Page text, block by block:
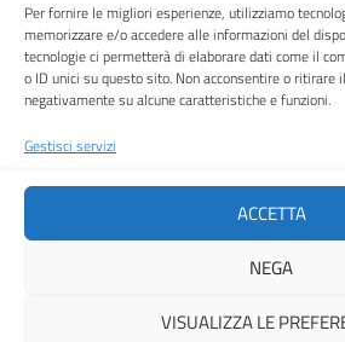
Per fornire le migliori esperienze, utilizziamo
memorizzare e/o accedere alle informazioni del
tecnologie ci permetterà di elaborare dati come il
o ID unici su questo sito. Non acconsentire o ritirare
negativamente su alcune caratteristiche e funzioni.
Gestisci servizi
ACCETTA
NEGA
VISUALIZZA LE
Biblioteca
Città di Carpi